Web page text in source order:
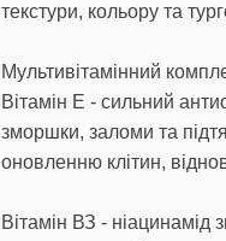
текстури, кольору та
Мультивітамінний
Вітамін Е - сильний
зморшки, заломи та
оновленню клітин,
Вітамін ВЗ - ніацинамід